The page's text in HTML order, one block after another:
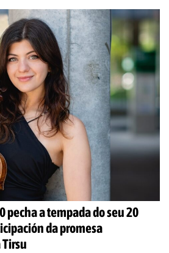
pecha a tempada do seu 20
da promesa